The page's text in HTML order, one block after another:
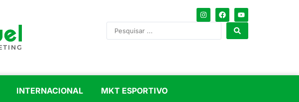
INTERNACIONAL MKT ESPORTIVO